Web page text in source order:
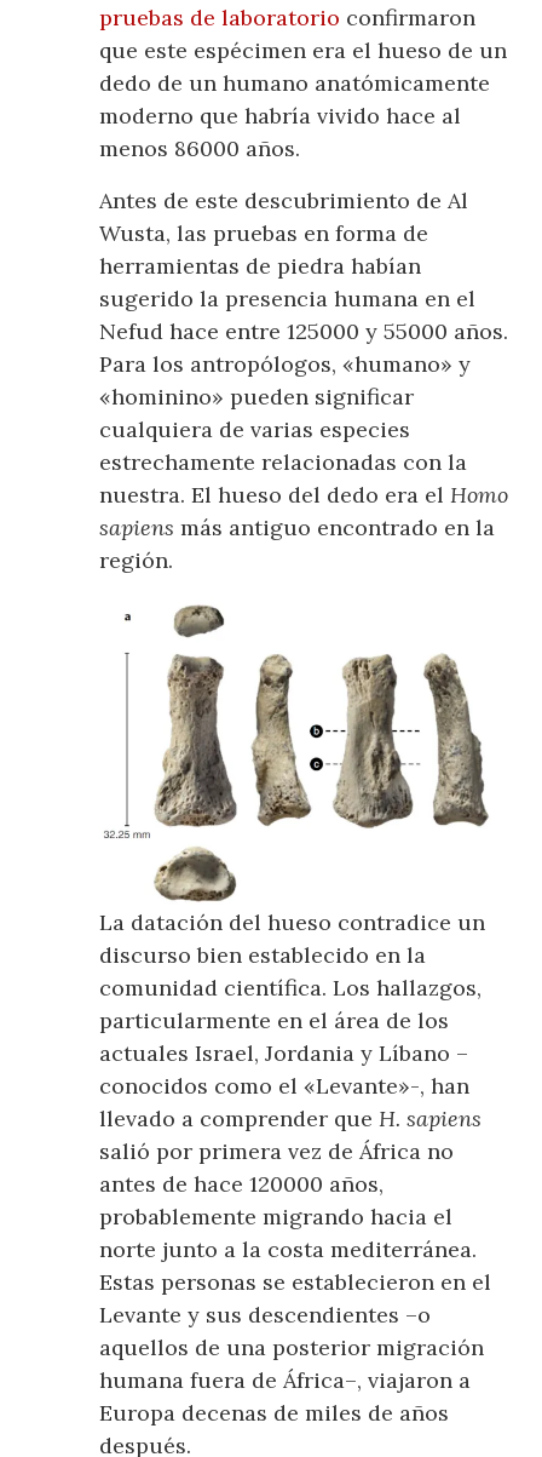
pruebas de laboratorio confirmaron
que este espécimen era el hueso de un
dedo de un humano anatómicamente
moderno que habría vivido hace al
menos 86000 años.
Antes de este descubrimiento de Al
Wusta, las pruebas en forma de
herramientas de piedra habían
sugerido la presencia humana en el
Nefud hace entre 125000 y 55000 años.
Para los antropólogos, «humano» y
«hominino» pueden significar
cualquiera de varias especies
estrechamente relacionadas con la
nuestra. El hueso del dedo era elHomo
sapiens más antiguo encontrado en la
región.
La datación del hueso contradice un
discurso bien establecido en la
comunidad científica. Los hallazgos,
particularmente en el área de los
actuales Israel, Jordania y Líbano –
conocidos como el «Levante»-, han
llevado a comprender queH. sapiens
salió por primera vez de África no
antes de hace 120000 años,
probablemente migrando hacia el
norte junto a la costa mediterránea.
Estas personas se establecieron en el
Levante y sus descendientes –o
aquellos de una posterior migración
humana fuera de África–, viajaron a
Europa decenas de miles de años
después.